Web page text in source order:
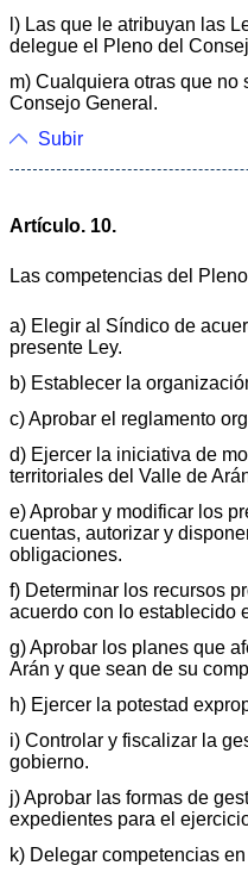
l) Las que le atribuyan las
delegue el Pleno del
m) Cualquiera otras que no
Consejo General.
Subir
Artículo. 10.
Las competencias del
a) Elegir al Síndico de
presente Ley.
b) Establecer la
c) Aprobar el reglamento
d) Ejercer la iniciativa de
territoriales del Valle de
e) Aprobar y modificar los
cuentas, autorizar y
obligaciones.
f) Determinar los recursos
acuerdo con lo establecido
g) Aprobar los planes que
Arán y que sean de su
h) Ejercer la potestad
i) Controlar y fiscalizar la
gobierno.
j) Aprobar las formas de
expedientes para el
k) Delegar competencias